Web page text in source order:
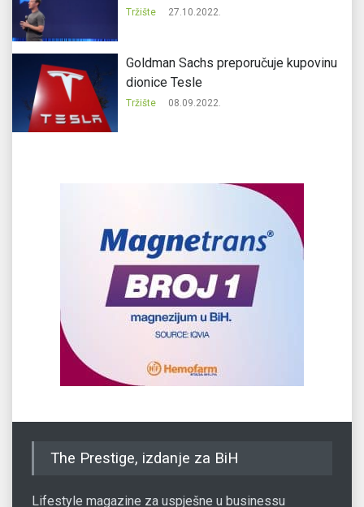
Tržište 27.10.2022.
Goldman Sachs preporučuje kupovinu
dionice Tesle
Tržište 08.09.2022.
The Prestige, izdanje za BiH
Lifestyle magazine za uspješne u businessu